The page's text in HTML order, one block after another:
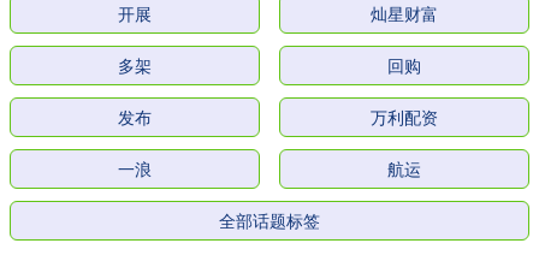
开展 灿星财富
多架 回购
发布 万利配资
一浪 航运
全部话题标签